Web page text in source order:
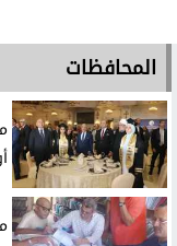
المحافظات